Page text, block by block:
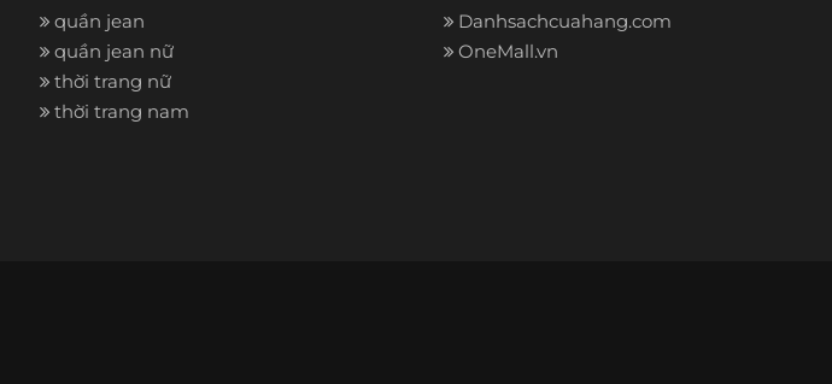
quần jean
quần jean nữ
thời trang nữ
thời trang nam
Danhsachcuahang.com
OneMall.vn